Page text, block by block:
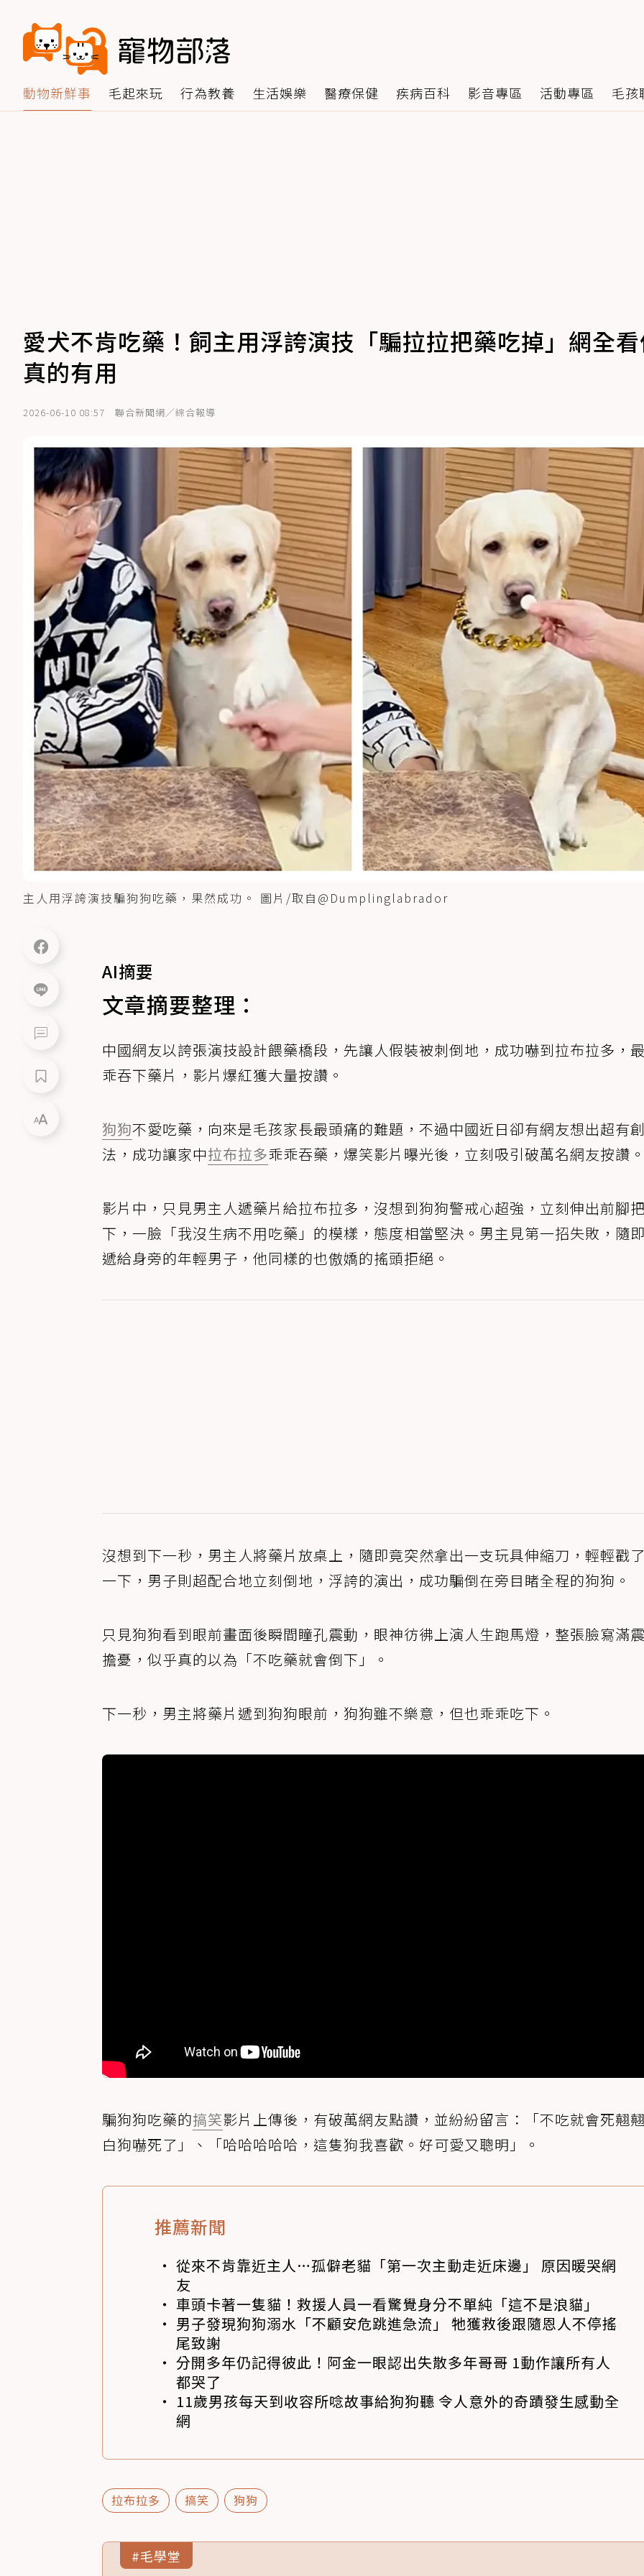
動物新鮮事 毛起來玩 行為教養 生活娛樂 醫療保健 疾病百科 影音專區 活動專區 毛孩
愛犬不肯吃藥！飼主用浮誇演技「騙拉拉把藥吃掉」網全
真的有用
2026-06-10 08:57 聯合新聞網／綜合報導
主人用浮誇演技騙狗狗吃藥，果然成功。 圖片/取自@Dumplinglabrador
AI摘要
文章摘要整理：
中國網友以誇張演技設計餵藥橋段，先讓人假裝被刺倒地，成功嚇到拉布拉多，
乖吞下藥片，影片爆紅獲大量按讚。
狗狗不愛吃藥，向來是毛孩家長最頭痛的難題，不過中國近日卻有網友想出超有
法，成功讓家中拉布拉多乖乖吞藥，爆笑影片曝光後，立刻吸引破萬名網友按讚
影片中，只見男主人遞藥片給拉布拉多，沒想到狗狗警戒心超強，立刻伸出前腳
下，一臉「我沒生病不用吃藥」的模樣，態度相當堅決。男主見第一招失敗，隨
遞給身旁的年輕男子，他同樣的也傲嬌的搖頭拒絕。
沒想到下一秒，男主人將藥片放桌上，隨即竟突然拿出一支玩具伸縮刀，輕輕戳
一下，男子則超配合地立刻倒地，浮誇的演出，成功騙倒在旁目睹全程的狗狗。
只見狗狗看到眼前畫面後瞬間瞳孔震動，眼神彷彿上演人生跑馬燈，整張臉寫滿
擔憂，似乎真的以為「不吃藥就會倒下」。
下一秒，男主將藥片遞到狗狗眼前，狗狗雖不樂意，但也乖乖吃下。
騙狗狗吃藥的搞笑影片上傳後，有破萬網友點讚，並紛紛留言：「不吃就會死翹
白狗嚇死了」、「哈哈哈哈哈，這隻狗我喜歡。好可愛又聰明」。
推薦新聞
從來不肯靠近主人…孤僻老貓「第一次主動走近床邊」 原因暖哭網
友
車頭卡著一隻貓！救援人員一看驚覺身分不單純「這不是浪貓」
男子發現狗狗溺水「不顧安危跳進急流」 牠獲救後跟隨恩人不停搖
尾致謝
分開多年仍記得彼此！阿金一眼認出失散多年哥哥 1動作讓所有人
都哭了
11歲男孩每天到收容所唸故事給狗狗聽 令人意外的奇蹟發生感動全
網
拉布拉多 搞笑 狗狗
#毛學堂